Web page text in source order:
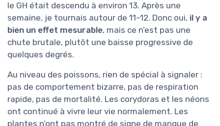
le GH était descendu à environ 13. Après une
semaine, je tournais autour de 11–12. Donc oui, il y a
bien un effet mesurable, mais ce n’est pas une
chute brutale, plutôt une baisse progressive de
quelques degrés.
Au niveau des poissons, rien de spécial à signaler :
pas de comportement bizarre, pas de respiration
rapide, pas de mortalité. Les corydoras et les néons
ont continué à vivre leur vie normalement. Les
plantes n’ont pas montré de signe de manque de